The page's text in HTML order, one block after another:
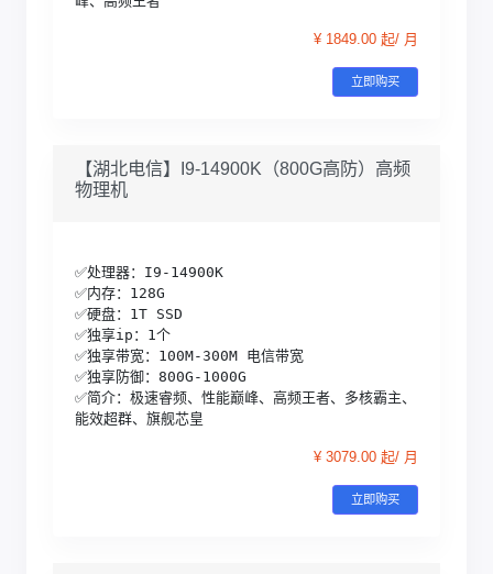
¥ 1849.00 起/ 月
立即购买
【湖北电信】I9-14900K（800G高防）高频
物理机
✅处理器：I9-14900K
✅内存：128G
✅硬盘：1T SSD
✅独享ip：1个
✅独享带宽：100M-300M 电信带宽
✅独享防御：800G-1000G
✅简介：极速睿频、性能巅峰、高频王者、多核霸主、
能效超群、旗舰芯皇
¥ 3079.00 起/ 月
立即购买